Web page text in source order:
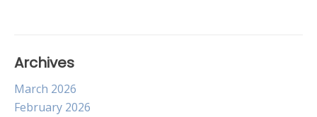
Archives
March 2026
February 2026